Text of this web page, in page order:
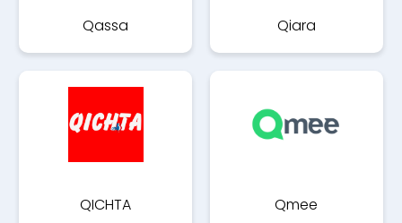
Qassa Qiara
QICHTA Qmee